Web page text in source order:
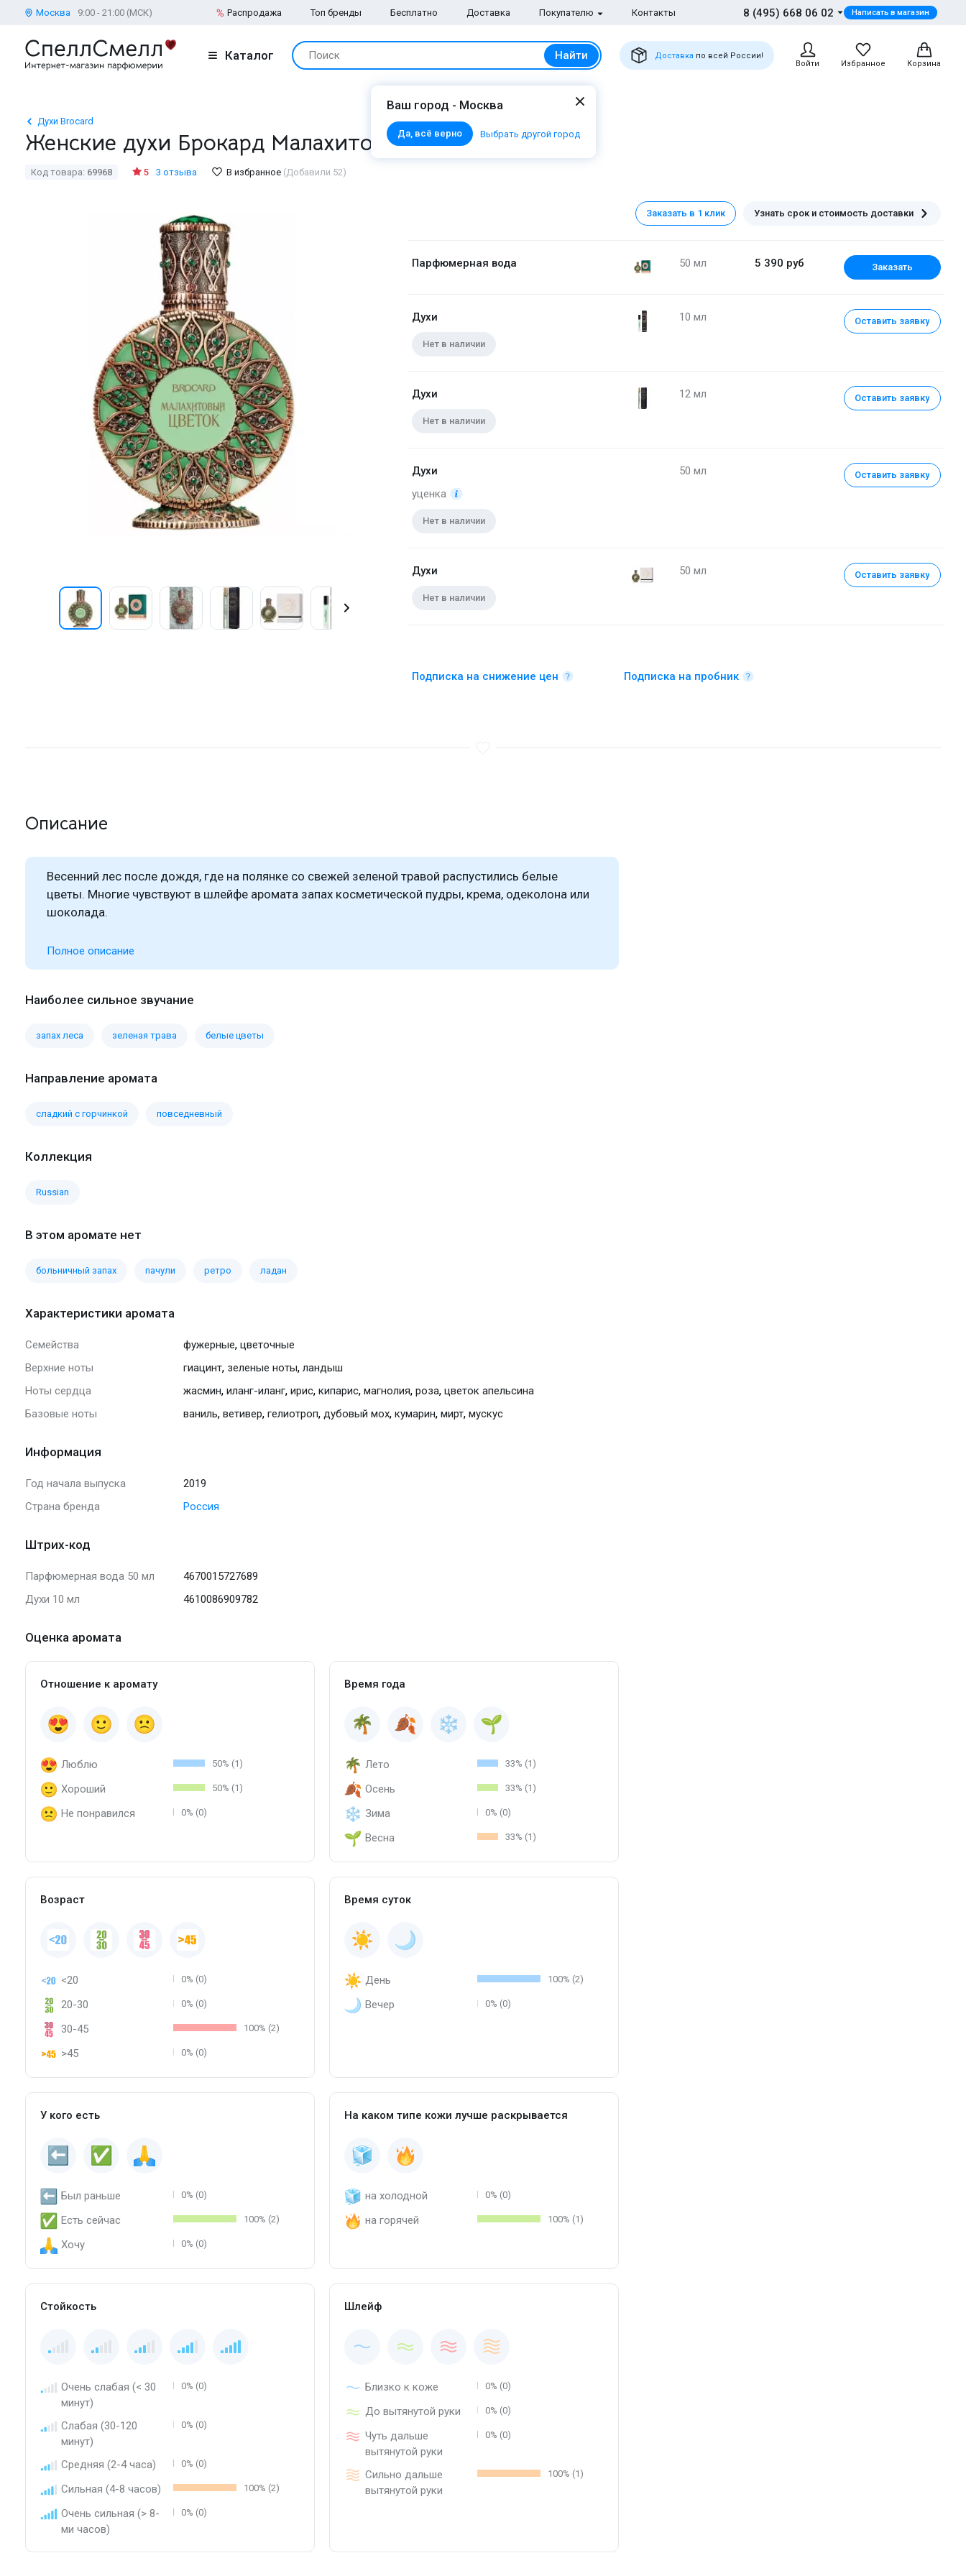
Москва 9:00 - 21:00 (МСК) Распродажа Топ бренды Бесплатно Доставка Покупателю Контакты 8 (495) 668 06 02 Написать в магазин
Каталог Поиск Найти Доставка по всей России!
Войти
Избранное Корзина
Ваш город - Москва
Да, всё верно Выбрать другой город
Духи Brocard
Женские духи Брокард Малахитовый Цветок
Код товара: 69968 5 3 отзыва В избранное (Добавили 52)
Заказать в 1 клик Узнать срок и стоимость доставки
Парфюмерная вода 5 390 руб
50 мл Заказать
Духи
Нет в наличии
10 мл Оставить заявку
Духи
Нет в наличии
12 мл Оставить заявку
Духи
уценка
Нет в наличии
50 мл Оставить заявку
Духи
Нет в наличии
50 мл Оставить заявку
Подписка на снижение цен Подписка на пробник
Описание
Весенний лес после дождя, где на полянке со свежей зеленой травой распустились белые
цветы. Многие чувствуют в шлейфе аромата запах косметической пудры, крема, одеколона или
шоколада.
Полное описание
Наиболее сильное звучание
запах леса зеленая трава белые цветы
Направление аромата
сладкий с горчинкой повседневный
Коллекция
Russian
В этом аромате нет
больничный запах пачули ретро ладан
Характеристики аромата
Семейства фужерные, цветочные
Верхние ноты
гиацинт, зеленые ноты, ландыш
Ноты сердца
жасмин, иланг-иланг, ирис, кипарис, магнолия, роза, цветок апельсина
Базовые ноты
ваниль, ветивер, гелиотроп, дубовый мох, кумарин, мирт, мускус
Информация
Год начала выпуска
2019
Страна бренда
Россия
Штрих-код
Парфюмерная вода 50 мл
4670015727689
Духи 10 мл
4610086909782
Оценка аромата
Отношение к аромату
Люблю 50% (1)
Хороший 50% (1)
Не понравился 0% (0)
Время года
Лето 33% (1)
Осень 33% (1)
Зима 0% (0)
Весна 33% (1)
Возраст
<20 0% (0)
20-30 0% (0)
30-45 100% (2)
>45 0% (0)
Время суток
День 100% (2)
Вечер 0% (0)
У кого есть
Был раньше 0% (0)
Есть сейчас 100% (2)
Хочу 0% (0)
На каком типе кожи лучше раскрывается
на холодной 0% (0)
на горячей 100% (1)
Стойкость
Очень слабая (< 30
минут)
0% (0)
Слабая (30-120
минут)
0% (0)
Средняя (2-4 часа) 0% (0)
Сильная (4-8 часов) 100% (2)
Очень сильная (> 8-
ми часов)
0% (0)
Шлейф
Близко к коже 0% (0)
До вытянутой руки 0% (0)
Чуть дальше
вытянутой руки
0% (0)
Сильно дальше
вытянутой руки
100% (1)